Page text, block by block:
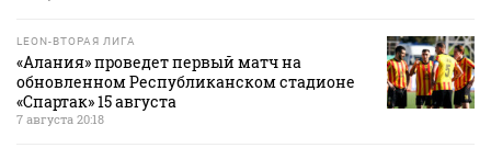
LEON-ВТОРАЯ ЛИГА
«Алания» проведет первый матч на
обновленном Республиканском стадионе
«Спартак» 15 августа
7 августа 20:18